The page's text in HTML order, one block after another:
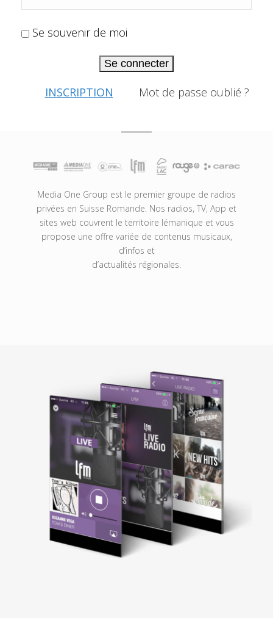
Se souvenir de moi
Se connecter
INSCRIPTION Mot de passe oublié ?
Media One Group est le premier groupe de radios
privées en Suisse Romande. Nos radios, TV, App et
sites web couvrent le territoire lémanique et vous
propose une offre variée de contenus musicaux,
d’infos et
d’actualités régionales.